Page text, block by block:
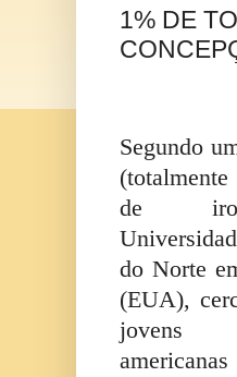
1% DE
Segundo
de
do Norte
(EUA),
jovens